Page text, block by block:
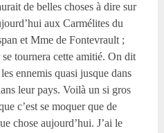
de belles choses à dire sur
aux Carmélites du
et Mme de Fontevrault ;
tournera cette amitié. On dit
ennemis quasi jusque dans
leur pays. Voilà un si gros
c’est se moquer que de
chose aujourd’hui. J’ai le